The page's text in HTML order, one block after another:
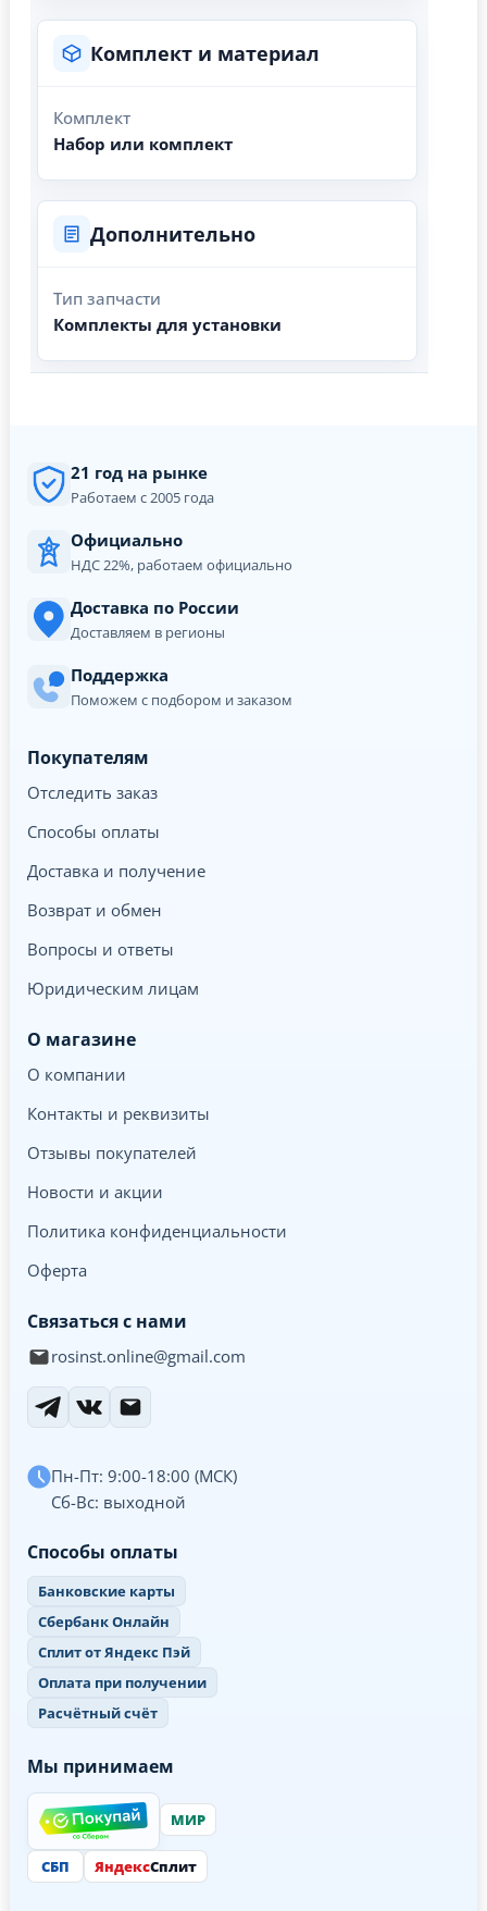
Комплект и материал
Комплект
Набор или комплект
Дополнительно
Тип запчасти
Комплекты для установки
21 год на рынке
Работаем с 2005 года
Официально
НДС 22%, работаем официально
Доставка по России
Доставляем в регионы
Поддержка
Поможем с подбором и заказом
Покупателям
Отследить заказ
Способы оплаты
Доставка и получение
Возврат и обмен
Вопросы и ответы
Юридическим лицам
О магазине
О компании
Контакты и реквизиты
Отзывы покупателей
Новости и акции
Политика конфиденциальности
Оферта
Связаться с нами
rosinst.online@gmail.com
Пн-Пт: 9:00-18:00 (МСК)
Сб-Вс: выходной
Способы оплаты
Банковские карты
Сбербанк Онлайн
Сплит от Яндекс Пэй
Оплата при получении
Расчётный счёт
Мы принимаем
МИР
СБП ЯндексСплит